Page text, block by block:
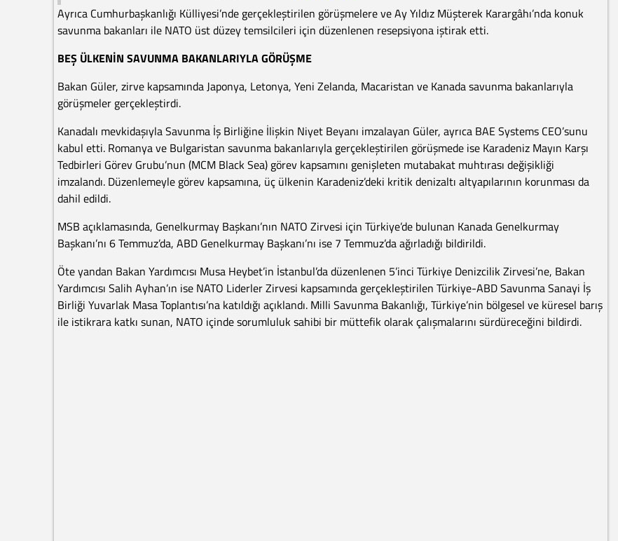
Ayrıca Cumhurbaşkanlığı Külliyesi’nde gerçekleştirilen görüşmelere ve Ay Yıldız Müşterek Karargâhı’nda konuk
savunma bakanları ile NATO üst düzey temsilcileri için düzenlenen resepsiyona iştirak etti.
BEŞ ÜLKENİN SAVUNMA BAKANLARIYLA GÖRÜŞME
Bakan Güler, zirve kapsamında Japonya, Letonya, Yeni Zelanda, Macaristan ve Kanada savunma bakanlarıyla
görüşmeler gerçekleştirdi.
Kanadalı mevkidaşıyla Savunma İş Birliğine İlişkin Niyet Beyanı imzalayan Güler, ayrıca BAE Systems CEO’sunu
kabul etti. Romanya ve Bulgaristan savunma bakanlarıyla gerçekleştirilen görüşmede ise Karadeniz Mayın Karşı
Tedbirleri Görev Grubu’nun (MCM Black Sea) görev kapsamını genişleten mutabakat muhtırası değişikliği
imzalandı. Düzenlemeyle görev kapsamına, üç ülkenin Karadeniz’deki kritik denizaltı altyapılarının korunması da
dahil edildi.
MSB açıklamasında, Genelkurmay Başkanı’nın NATO Zirvesi için Türkiye’de bulunan Kanada Genelkurmay
Başkanı’nı 6 Temmuz’da, ABD Genelkurmay Başkanı’nı ise 7 Temmuz’da ağırladığı bildirildi.
Öte yandan Bakan Yardımcısı Musa Heybet’in İstanbul’da düzenlenen 5’inci Türkiye Denizcilik Zirvesi’ne, Bakan
Yardımcısı Salih Ayhan’ın ise NATO Liderler Zirvesi kapsamında gerçekleştirilen Türkiye-ABD Savunma Sanayi İş
Birliği Yuvarlak Masa Toplantısı’na katıldığı açıklandı. Milli Savunma Bakanlığı, Türkiye’nin bölgesel ve küresel barış
ile istikrara katkı sunan, NATO içinde sorumluluk sahibi bir müttefik olarak çalışmalarını sürdüreceğini bildirdi.